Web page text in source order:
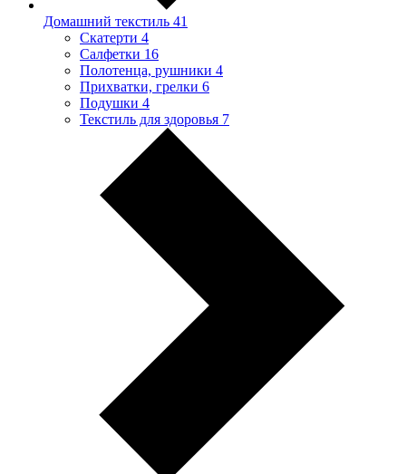
Домашний текстиль 41
Скатерти 4
Салфетки 16
Полотенца, рушники 4
Прихватки, грелки 6
Подушки 4
Текстиль для здоровья 7